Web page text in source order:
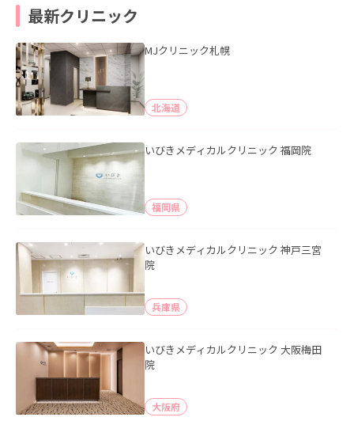
最新クリニック
MJクリニック札幌
北海道
いびきメディカルクリニック 福岡院
福岡県
いびきメディカルクリニック 神戸三宮
院
兵庫県
いびきメディカルクリニック 大阪梅田
院
大阪府